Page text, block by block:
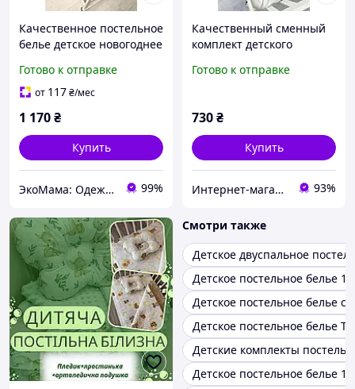
Качественное постельное
белье детское новогоднее
ElLiz Синий с принтом
Готово к отправке
от 117₴/мес
1 170₴
Купить
ЭкоМама: Одежда для беременных, белье для кормящих, сумка в роддом, одежда для новорожденных 99%
Качественный сменный
комплект детского
детскую кроватку из
Готово к отправке
730₴
Купить
Интернет-магазин "GLADYS" 93%
Смотри также
Детское двуспальное
Детское постельное белье 1
Детское постельное белье
Детское постельное белье
Детские комплекты
Детское постельное белье